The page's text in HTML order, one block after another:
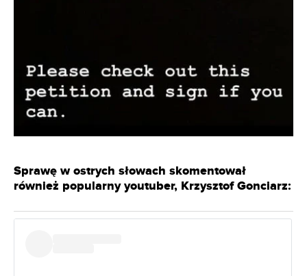
Sprawę w ostrych słowach skomentował
również popularny youtuber, Krzysztof Gonciarz: